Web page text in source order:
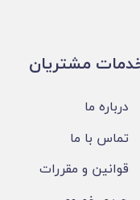
مشتریان
درباره ما
تماس با ما
قوانین و مقررات